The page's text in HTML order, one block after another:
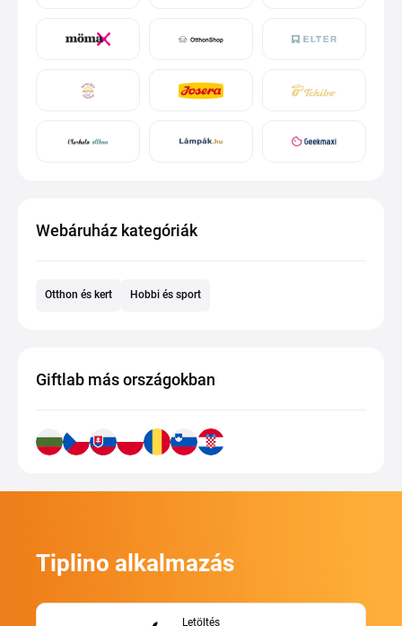
Webáruház kategóriák
Otthon és kert Hobbi és sport
Giftlab más országokban
Tiplino alkalmazás
Letöltés